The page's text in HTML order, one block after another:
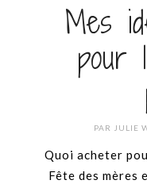
Mes
pour
PAR JULIE
Quoi acheter
Fête des mères